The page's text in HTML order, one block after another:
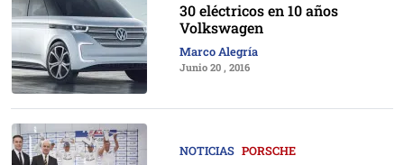
30 eléctricos en 10 años
Volkswagen
Marco Alegría
Junio 20 , 2016
NOTICIAS PORSCHE